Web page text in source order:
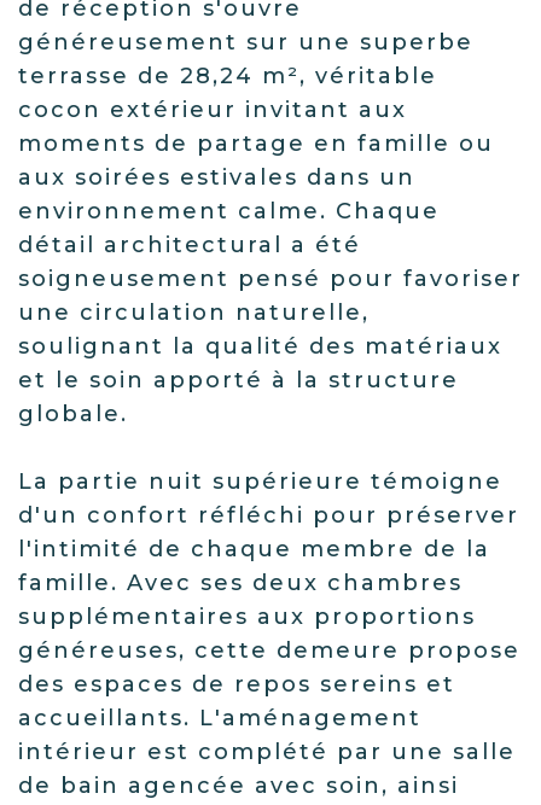
de réception s'ouvre
généreusement sur une superbe
terrasse de 28,24 m², véritable
cocon extérieur invitant aux
moments de partage en famille ou
aux soirées estivales dans un
environnement calme. Chaque
détail architectural a été
soigneusement pensé pour favoriser
une circulation naturelle,
soulignant la qualité des matériaux
et le soin apporté à la structure
globale.
La partie nuit supérieure témoigne
d'un confort réfléchi pour préserver
l'intimité de chaque membre de la
famille. Avec ses deux chambres
supplémentaires aux proportions
généreuses, cette demeure propose
des espaces de repos sereins et
accueillants. L'aménagement
intérieur est complété par une salle
de bain agencée avec soin, ainsi